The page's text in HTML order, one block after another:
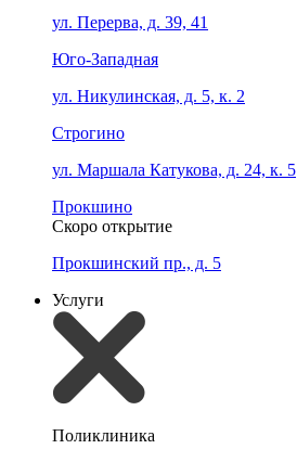
ул. Перерва, д. 39, 41
Юго-Западная
ул. Никулинская, д. 5, к. 2
Строгино
ул. Маршала Катукова, д. 24, к. 5
Прокшино
Скоро открытие
Прокшинский пр., д. 5
Услуги
Поликлиника